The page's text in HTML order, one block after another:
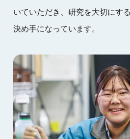
いていただき、研究を大切にす
決め手になっています。